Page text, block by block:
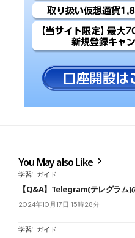
You May also Like
学習 ガイド
【Q&A】Telegram(テレグラム
2024年10月17日 15時28分
学習 ガイド